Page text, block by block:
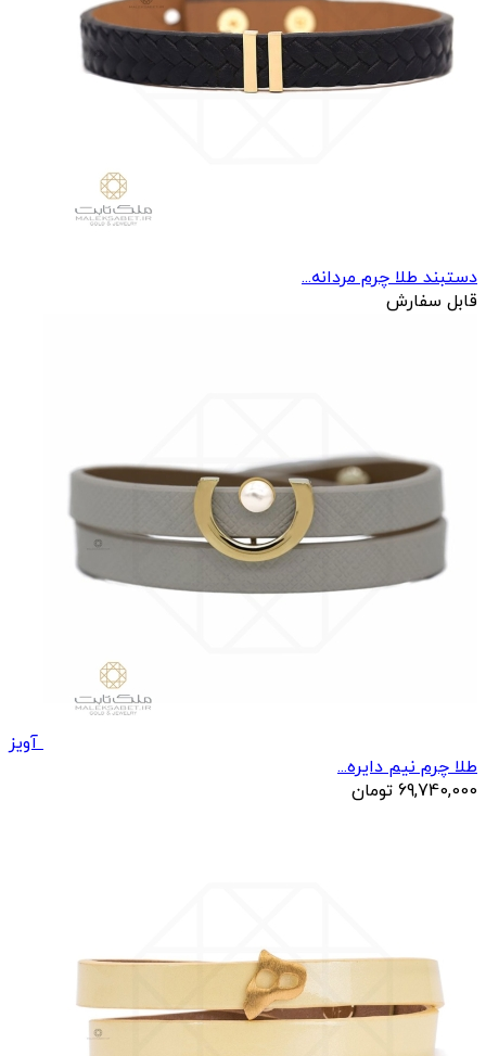
دستبند طلا چرم مردانه...
قابل سفارش
آویز
طلا چرم نیم دایره...
69,740,000 تومان